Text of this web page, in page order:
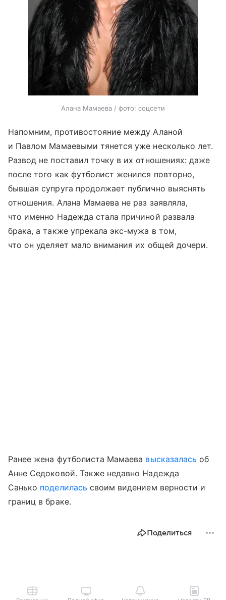
Алана Мамаева / фото: соцсети
Напомним, противостояние между Аланой
и Павлом Мамаевыми тянется уже несколько лет.
Развод не поставил точку в их отношениях: даже
после того как футболист женился повторно,
бывшая супруга продолжает публично выяснять
отношения. Алана Мамаева не раз заявляла,
что именно Надежда стала причиной развала
брака, а также упрекала экс-мужа в том,
что он уделяет мало внимания их общей дочери.
Ранее жена футболиста Мамаева высказалась об
Анне Седоковой. Также недавно Надежда
Санько поделилась своим видением верности и
границ в браке.
Поделиться